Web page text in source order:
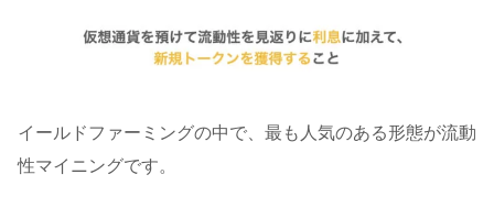
イールドファーミングの中で、最も人気のある形態が流動
性マイニングです。